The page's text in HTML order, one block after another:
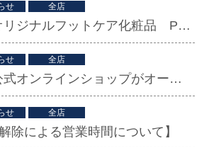
せ 全店
PEDI CAREのオリジナルフットケア化粧品 PEDI+（ペディプラス）誕生
せ 全店
PEDI CAREの公式オンラインショップがオープンしました。
せ 全店
除による営業時間について】